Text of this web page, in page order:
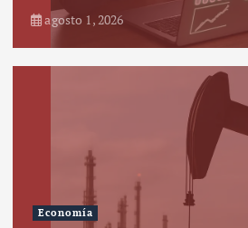
agosto 1, 2026
Economía